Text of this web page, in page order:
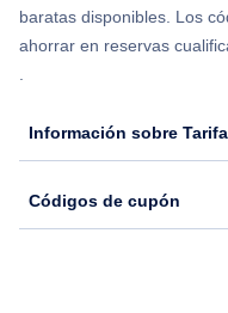
Flights from Chicago to
Flights from Nueva York
Flights from Nueva York
baratas disponibles. Los
ahorrar en reservas
.
Información sobre
Códigos de cupón